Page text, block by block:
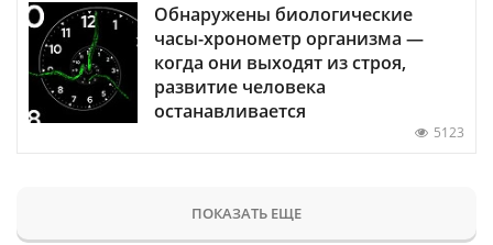
Обнаружены биологические
часы-хронометр организма —
когда они выходят из строя,
развитие человека
останавливается
5123
ПОКАЗАТЬ ЕЩЕ